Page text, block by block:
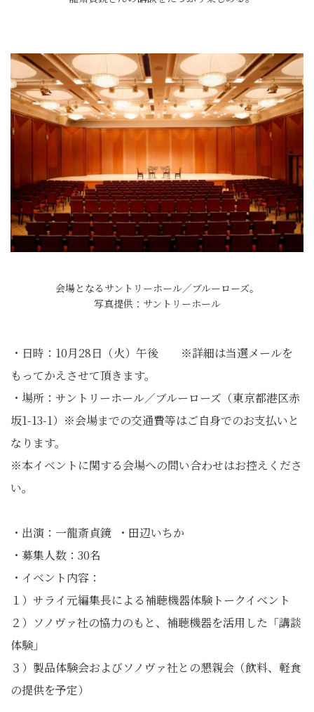
会場となるサントリーホール／ブルーローズ。
写真提供：サントリーホール
・日時：10月28日（火）午後 ※詳細は当選メールを
もってかえさせて頂きます。
・場所：サントリーホール／ブルーローズ（東京都港区赤
坂1-13-1）※会場までの交通費等はご自身でのお支払いと
なります。
※本イベントに関する会場への問い合わせはお控えくださ
い。
・出演：一龍斎貞鏡 ・田辺いちか
・募集人数：30名
・イベント内容：
１）サライ元編集長による補聴機器体験トークイベント
２）ソノヴァ社の協力のもと、補聴機器を活用した「講談
体験」
３）製品体験会およびソノヴァ社との懇親会（飲料、軽食
の提供を予定）